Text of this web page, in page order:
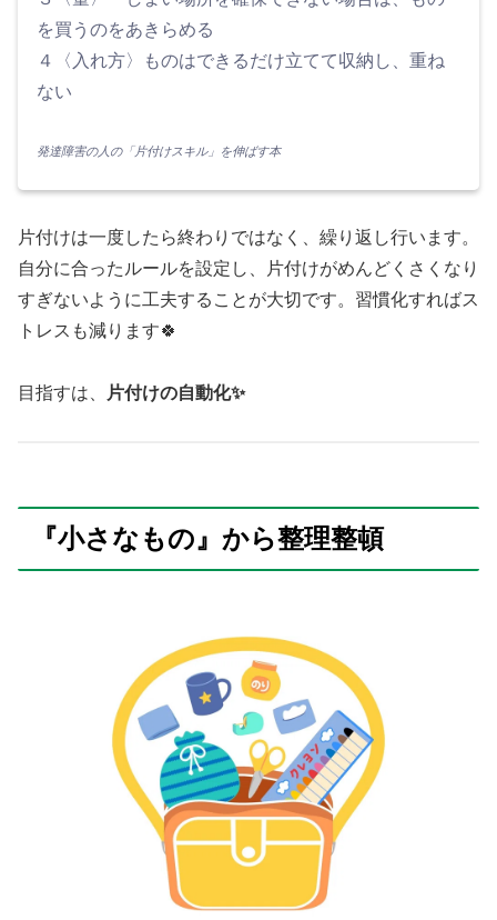
を買うのをあきらめる
４〈入れ方〉ものはできるだけ立てて収納し、重ね
ない
発達障害の人の「片付けスキル」を伸ばす本
片付けは一度したら終わりではなく、繰り返し行います。
自分に合ったルールを設定し、片付けがめんどくさくなり
すぎないように工夫することが大切です。習慣化すればス
トレスも減ります🍀
目指すは、 片付けの自動化✨
『小さなもの』から整理整頓